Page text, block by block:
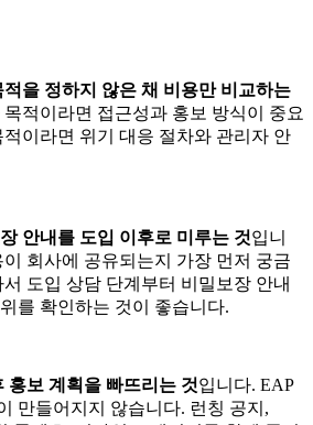
적을 정하지 않은 채 비용만 비교하는
적이라면 접근성과 홍보 방식이 중요
이라면 위기 대응 절차와 관리자 안
안내를 도입 이후로 미루는 것입니
회사에 공유되는지 가장 먼저 궁금
도입 상담 단계부터 비밀보장 안내
를 확인하는 것이 좋습니다.
홍보 계획을 빠뜨리는 것입니다. EAP
만들어지지 않습니다. 런칭 공지,